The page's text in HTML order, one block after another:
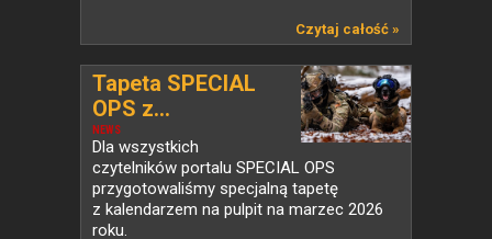
Czytaj całość »
NEWS
Tapeta SPECIAL
OPS z...
Dla wszystkich
czytelników portalu SPECIAL OPS
przygotowaliśmy specjalną tapetę
z kalendarzem na pulpit na marzec 2026
roku.